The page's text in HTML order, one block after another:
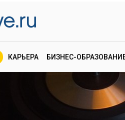
КАРЬЕРА БИЗНЕС-